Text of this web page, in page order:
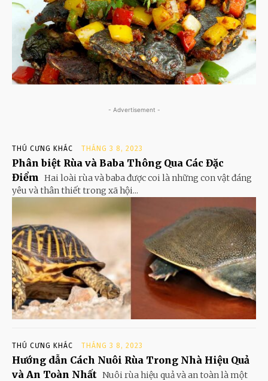
- Advertisement -
THÚ CƯNG KHÁC THÁNG 3 8, 2023
Phân biệt Rùa và Baba Thông Qua Các Đặc
Điểm
Hai loài rùa và baba được coi là những con vật đáng
yêu và thân thiết trong xã hội...
THÚ CƯNG KHÁC THÁNG 3 8, 2023
Hướng dẫn Cách Nuôi Rùa Trong Nhà Hiệu Quả
và An Toàn Nhất Nuôi rùa hiệu quả và an toàn là một